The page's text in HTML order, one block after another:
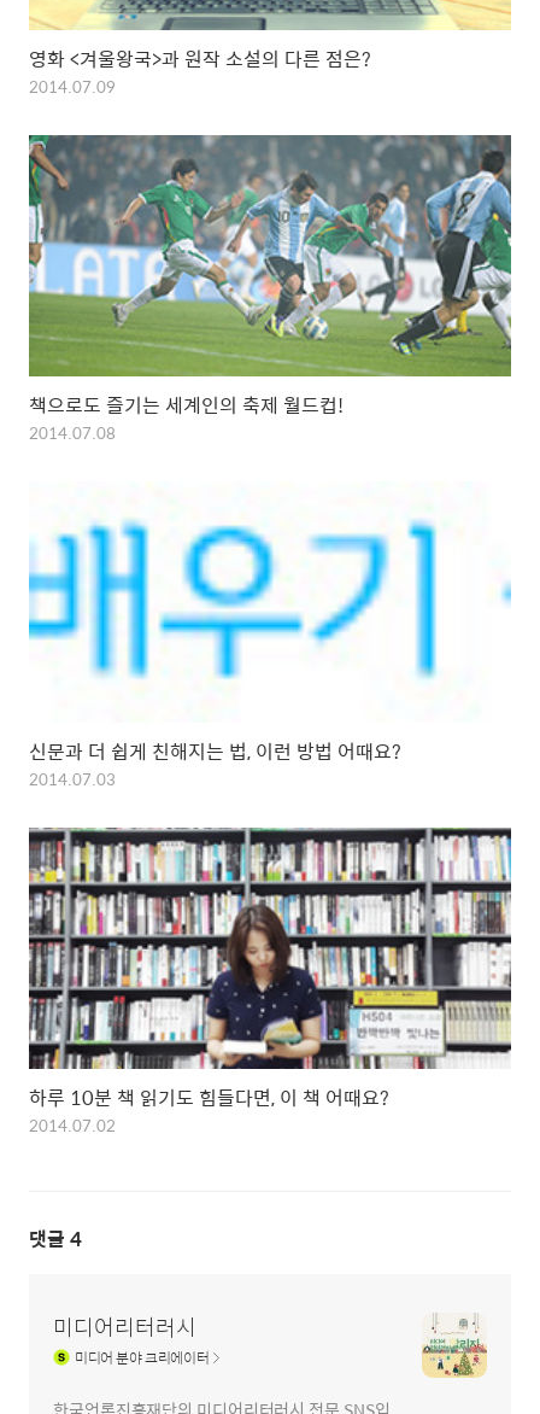
영화 <겨울왕국>과 원작 소설의 다른 점은?
2014.07.09
책으로도 즐기는 세계인의 축제 월드컵!
2014.07.08
신문과 더 쉽게 친해지는 법, 이런 방법 어때요?
2014.07.03
하루 10분 책 읽기도 힘들다면, 이 책 어때요?
2014.07.02
댓글 4
미디어리터러시
미디어분야 크리에이터